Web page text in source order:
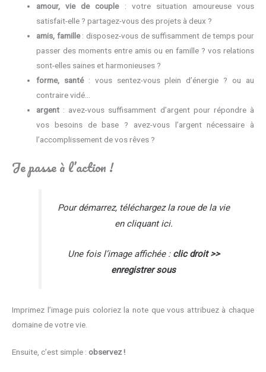
amour, vie de couple: votre situation amoureuse vous
satisfait-elle ? partagez-vous des projets à deux ?
amis, famille: disposez-vous de suffisamment de temps pour
passer des moments entre amis ou en famille ? vos relations
sont-elles saines et harmonieuses ?
forme, santé: vous sentez-vous plein d’énergie ? ou au
contraire vidé…
argent : avez-vous suffisamment d’argent pour répondre à
vos besoins de base ? avez-vous l’argent nécessaire à
l’accomplissement de vos rêves ?
Je passe à l’action !
Pour démarrez, téléchargez la roue de la vie
en cliquant ici.
Une fois l’image affichée : clic droit >>
enregistrer sous
Imprimez l’image puis coloriez la note que vous attribuez à chaque
domaine de votre vie.
Ensuite, c’est simple : observez !